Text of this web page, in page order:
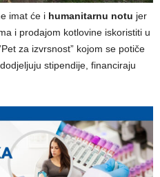
imat će i humanitarnu notu jer
i prodajom kotlovine iskoristiti u
za izvrsnost” kojom se potiče
stipendije, financiraju